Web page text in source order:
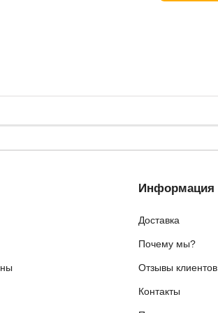
Информация
Доставка
Почему мы?
Отзывы клиентов
Контакты